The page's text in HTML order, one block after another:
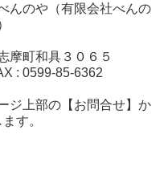
んのや（有限会社べんの
摩町和具３０６５
: 0599-85-6362
ジ上部の【お問合せ】か
す。